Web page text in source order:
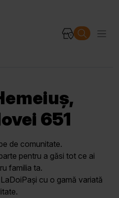
651
de comunitate.
pentru a găsi tot ce ai
familia ta.
cu o gamă variată